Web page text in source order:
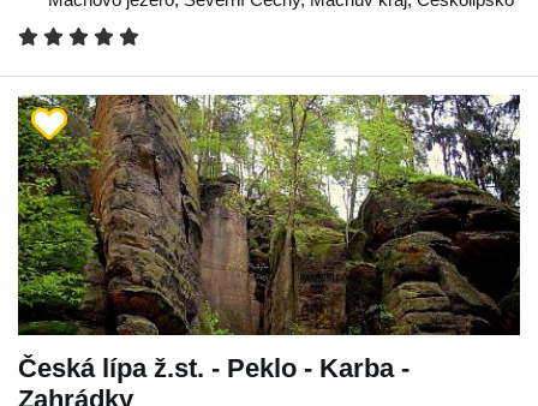
Česká lípa ž.st. - Peklo - Karba -
Zahrádky